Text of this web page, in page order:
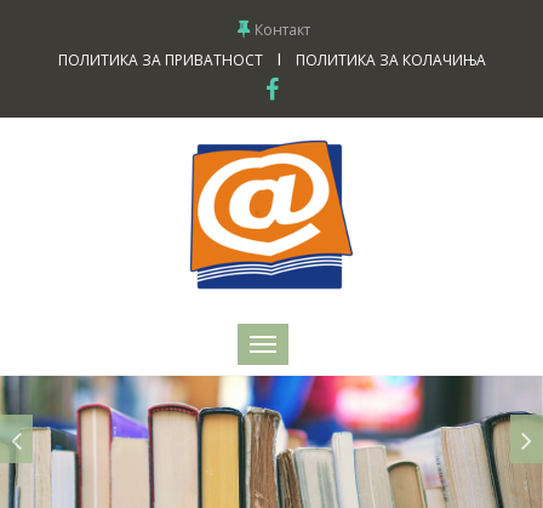
Контакт
ПОЛИТИКА ЗА ПРИВАТНОСТ
I ПОЛИТИКА ЗА КОЛАЧИЊА